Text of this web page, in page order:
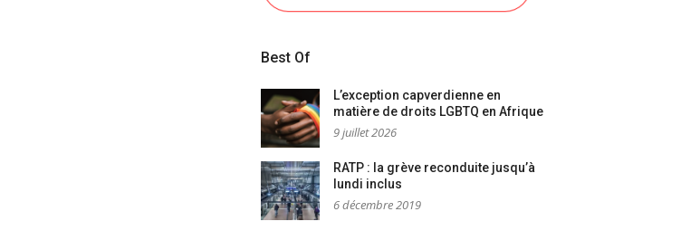
Best Of
L’exception capverdienne en
matière de droits LGBTQ en Afrique
9 juillet 2026
RATP : la grève reconduite jusqu’à
lundi inclus
6 décembre 2019